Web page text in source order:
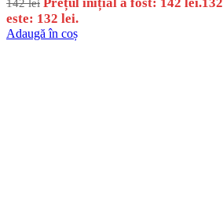
este: 132 lei.
Adaugă în coș